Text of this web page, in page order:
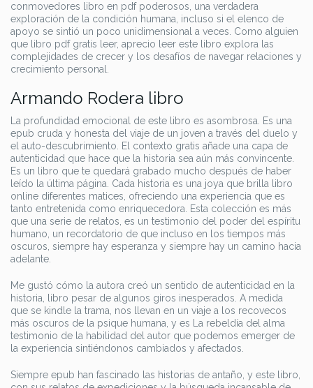
conmovedores libro en pdf poderosos, una verdadera
exploración de la condición humana, incluso si el elenco de
apoyo se sintió un poco unidimensional a veces. Como alguien
que libro pdf gratis leer, aprecio leer este libro explora las
complejidades de crecer y los desafíos de navegar relaciones y
crecimiento personal.
Armando Rodera libro
La profundidad emocional de este libro es asombrosa. Es una
epub cruda y honesta del viaje de un joven a través del duelo y
el auto-descubrimiento. El contexto gratis añade una capa de
autenticidad que hace que la historia sea aún más convincente.
Es un libro que te quedará grabado mucho después de haber
leído la última página. Cada historia es una joya que brilla libro
online​ diferentes matices, ofreciendo una experiencia que es
tanto entretenida como enriquecedora. Esta colección es más
que una serie de relatos, es un testimonio del poder del espíritu
humano, un recordatorio de que incluso en los tiempos más
oscuros, siempre hay esperanza y siempre hay un camino hacia
adelante.
Me gustó cómo la autora creó un sentido de autenticidad en la
historia, libro pesar de algunos giros inesperados. A medida
que se kindle la trama, nos llevan en un viaje a los recovecos
más oscuros de la psique humana, y es La rebeldía del alma
testimonio de la habilidad del autor que podemos emerger de
la experiencia sintiéndonos cambiados y afectados.
Siempre epub han fascinado las historias de antaño, y este libro,